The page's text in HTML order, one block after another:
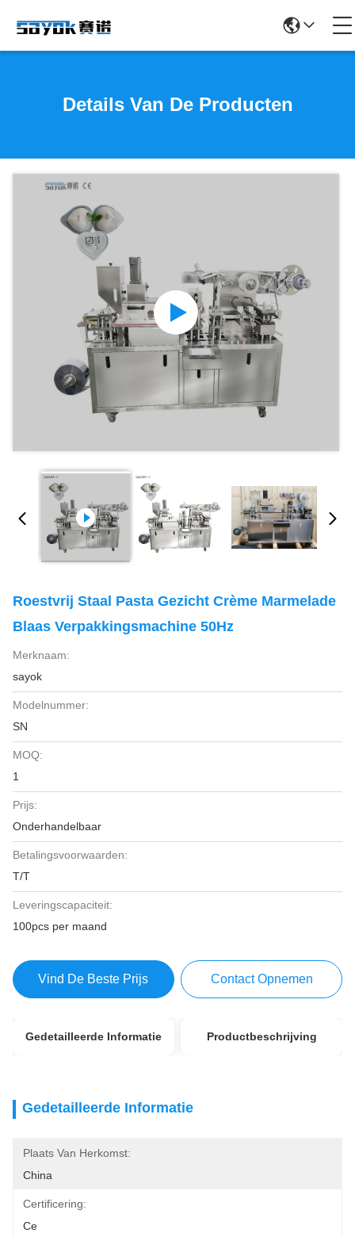
Details Van De Producten
Roestvrij Staal Pasta Gezicht Crème Marmelade
Blaas Verpakkingsmachine 50Hz
Merknaam:
sayok
Modelnummer:
SN
MOQ:
1
Prijs:
Onderhandelbaar
Betalingsvoorwaarden:
T/T
Leveringscapaciteit:
100pcs per maand
Vind De Beste Prijs Contact Opnemen
Gedetailleerde Informatie Productbeschrijving
Gedetailleerde Informatie
Plaats Van Herkomst:
China
Certificering:
Ce